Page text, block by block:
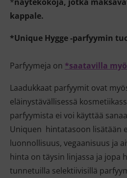
kappale.
*Unique Hygge -parfyymin
Parfyymeja on *saatavilla
Laadukkaat parfyymit ovat
eläinystävällisessä
parfyymista ei voi käyttää
Uniquen hintatasoon lisätään
luonnollisuus, vegaanisuus ja
hinta on täysin linjassa ja jopa
tunnetuilla selektiivisillä